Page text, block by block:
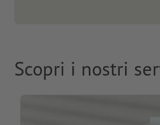
Scopri i nostri